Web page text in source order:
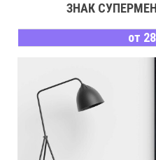
ЗНАК
от